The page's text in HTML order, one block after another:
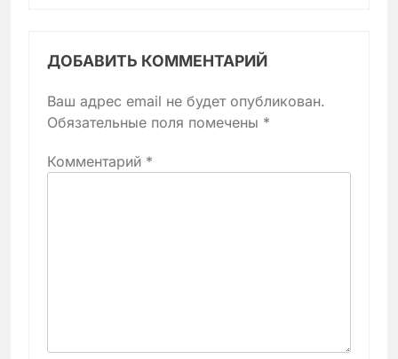
ДОБАВИТЬ КОММЕНТАРИЙ
Ваш адрес email не будет опубликован.
Обязательные поля помечены *
Комментарий *